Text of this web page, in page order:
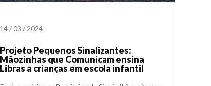
14/03 /2024
Projeto Pequenos Sinalizantes:
Mãozinhas que Comunicam ensina
Libras a crianças em escola infantil